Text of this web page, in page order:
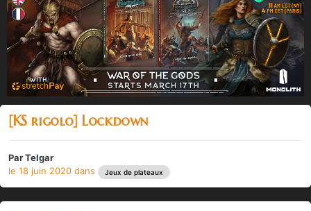
[KS rigolo] Lockdown
ParTelgar
le 18 juin 2020 dans Jeux de plateaux